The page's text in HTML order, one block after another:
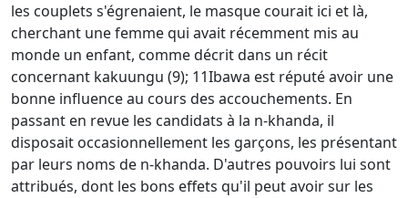
les couplets s'égrenaient, le masque courait ici et là,
cherchant une femme qui avait récemment mis au
monde un enfant, comme décrit dans un récit
concernant kakuungu (9); 11Ibawa est réputé avoir une
bonne influence au cours des accouchements. En
passant en revue les candidats à la n-khanda, il
disposait occasionnellement les garçons, les présentant
par leurs noms de n-khanda. D'autres pouvoirs lui sont
attribués, dont les bons effets qu'il peut avoir sur les